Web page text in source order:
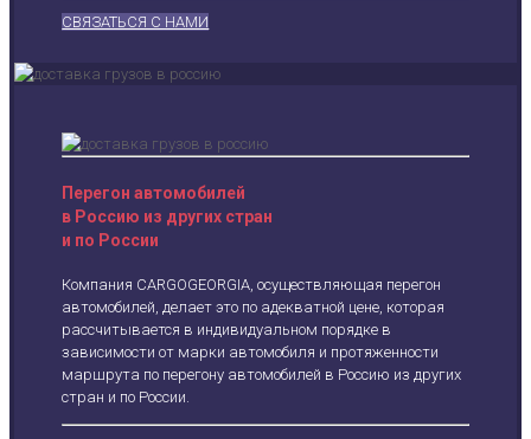
СВЯЗАТЬСЯ С НАМИ
Перегон автомобилей
в Россию из других стран
и по России
Компания CARGOGEORGIA, осуществляющая перегон
автомобилей, делает это по адекватной цене, которая
рассчитывается в индивидуальном порядке в
зависимости от марки автомобиля и протяженности
маршрута по перегону автомобилей в Россию из других
стран и по России.